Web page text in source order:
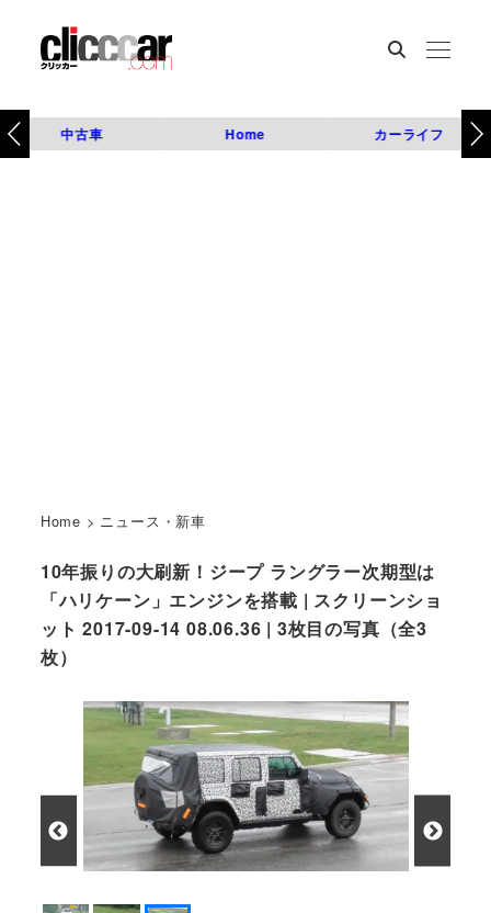
中古車 Home カーライフ
Home > ニュース・新車
10年振りの大刷新！ジープ ラングラー次期型は
「ハリケーン」エンジンを搭載 | スクリーンショ
ット 2017-09-14 08.06.36 | 3枚目の写真（全3
枚）